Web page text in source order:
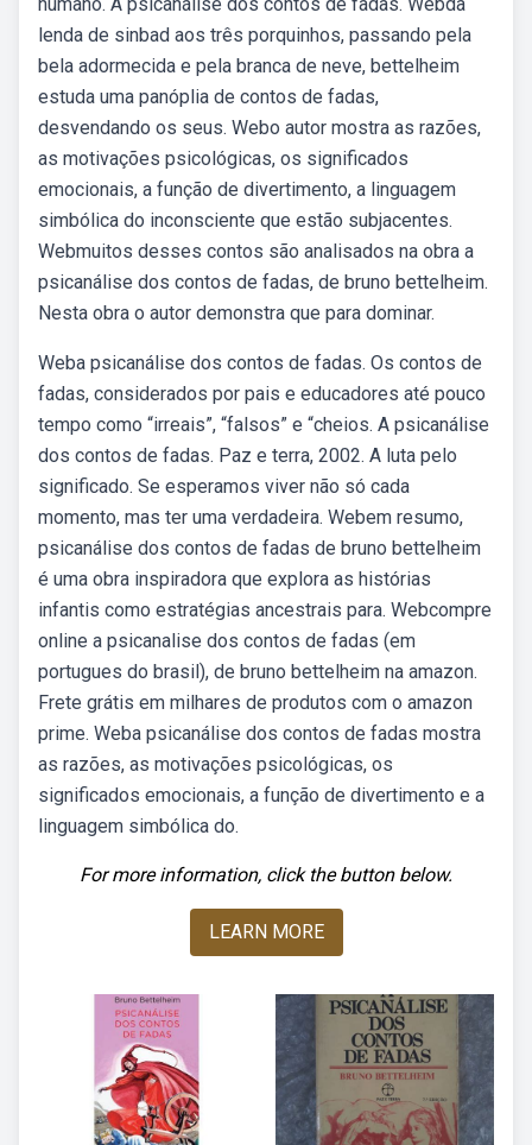
lenda de sinbad aos três porquinhos, passando pela
bela adormecida e pela branca de neve, bettelheim
estuda uma panóplia de contos de fadas,
desvendando os seus. Webo autor mostra as razões,
as motivações psicológicas, os significados
emocionais, a função de divertimento, a linguagem
simbólica do inconsciente que estão subjacentes.
Webmuitos desses contos são analisados na obra a
psicanálise dos contos de fadas, de bruno bettelheim.
Nesta obra o autor demonstra que para dominar.
Weba psicanálise dos contos de fadas. Os contos de
fadas, considerados por pais e educadores até pouco
tempo como “irreais”, “falsos” e “cheios. A psicanálise
dos contos de fadas. Paz e terra, 2002. A luta pelo
significado. Se esperamos viver não só cada
momento, mas ter uma verdadeira. Webem resumo,
psicanálise dos contos de fadas de bruno bettelheim
é uma obra inspiradora que explora as histórias
infantis como estratégias ancestrais para. Webcompre
online a psicanalise dos contos de fadas (em
portugues do brasil), de bruno bettelheim na amazon.
Frete grátis em milhares de produtos com o amazon
prime. Weba psicanálise dos contos de fadas mostra
as razões, as motivações psicológicas, os
significados emocionais, a função de divertimento e a
linguagem simbólica do.
For more information, click the button below.
LEARN MORE